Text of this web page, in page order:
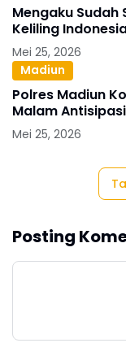
Mengaku Sudah
Keliling
Mei 25, 2026
Madiun
Polres Madiun
Malam
Mei 25, 2026
Posting